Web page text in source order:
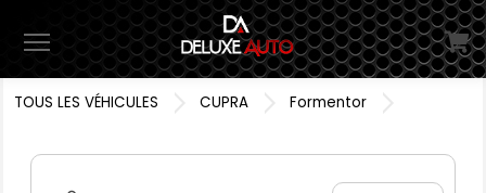
TOUS LES VÉHICULES CUPRA Formentor